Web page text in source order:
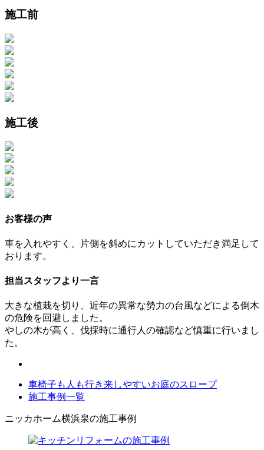
施工前
施工後
お客様の声
車を入れやすく、片側を斜めにカットしていただき満足して
おります。
担当スタッフより一言
大きな植栽を切り、近年の異常な勢力の台風などによる倒木
の危険を回避しました。
やしの木が高く、伐採時に通行人の確認など慎重に行いまし
た。
車椅子も人も行き来しやすいお庭のスロープ
施工事例一覧
ニッカホーム横浜泉の施工事例